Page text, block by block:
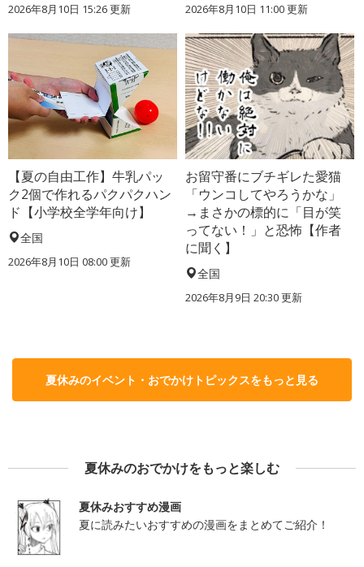
2026年8月10日 15:26更新 2026年8月10日 11:00更新
【夏の自由工作】牛乳パッ
ク2個で作れるパクパクハン
ド【小学校全学年向け】
全国
2026年8月10日 08:00更新
お留守番にブチギレた愛猫
「ウンコしてやろうかな」
→まさかの標的に「目が笑
ってない！」と恐怖【作者
に聞く】
全国
2026年8月9日 20:30更新
夏休みのイベント・おでかけトピックスをもっと見る
夏休みのおでかけをもっと楽しむ
夏休みおすすめ漫画
夏に読みたいおすすめの漫画をまとめてご紹介！